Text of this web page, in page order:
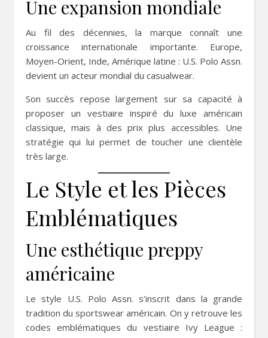
Une expansion mondiale
Au fil des décennies, la marque connaît une
croissance internationale importante. Europe,
Moyen-Orient, Inde, Amérique latine : U.S. Polo Assn.
devient un acteur mondial du casualwear.
Son succès repose largement sur sa capacité à
proposer un vestiaire inspiré du luxe américain
classique, mais à des prix plus accessibles. Une
stratégie qui lui permet de toucher une clientèle
très large.
Le Style et les Pièces
Emblématiques
Une esthétique preppy
américaine
Le style U.S. Polo Assn. s’inscrit dans la grande
tradition du sportswear américain. On y retrouve les
codes emblématiques du vestiaire Ivy League :